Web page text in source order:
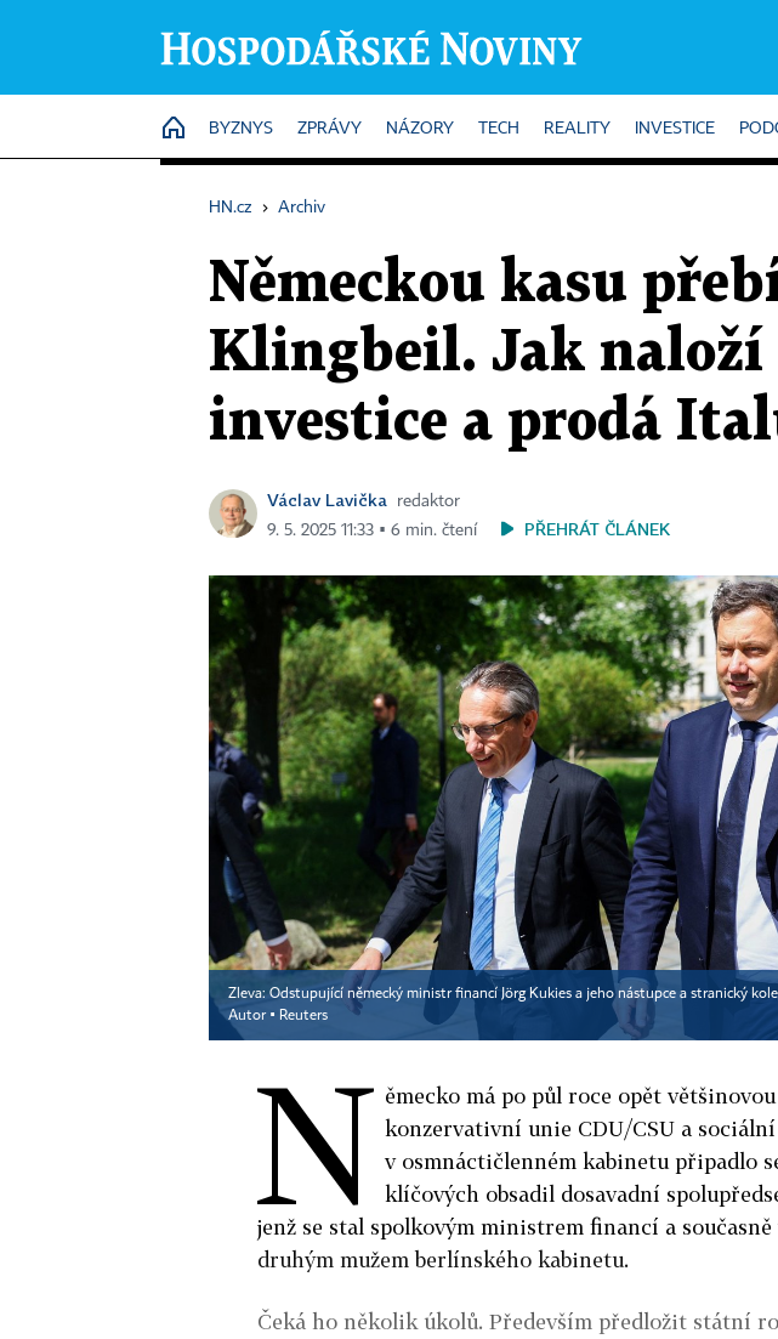
HOME
BYZNYS ZPRÁVY NÁZORY TECH REALITY INVESTICE
HN.cz › Archiv
Německou kasu
Klingbeil. Jak
investice a prodá
Václav Lavička
redaktor
9. 5. 2025 11:33 ▪ 6 min. čtení
PŘEHRÁT ČLÁNEK
Zleva: Odstupující německý ministr financí Jörg Kukies a jeho nástupce a stranický
Autor ▪ Reuters
N ěmecko má po půl roce opět
konzervativní unie CDU/CSU a sociální
v osmnáctičlenném kabinetu připadlo
klíčových obsadil dosavadní
jenž se stal spolkovým ministrem financí a
druhým mužem berlínského kabinetu.
Čeká ho několik úkolů. Především předložit státní